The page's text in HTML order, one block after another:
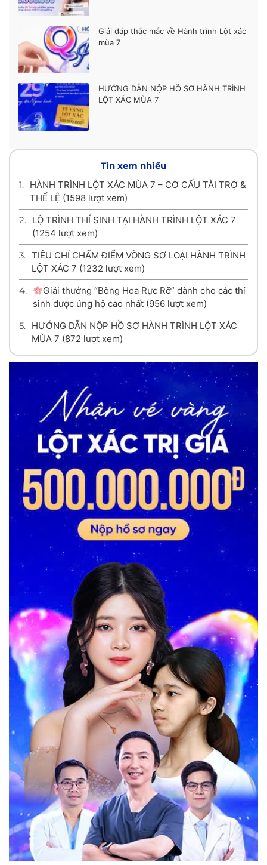
Giải đáp thắc mắc về Hành trình Lột xác
mùa 7
HƯỚNG DẪN NỘP HỒ SƠ HÀNH TRÌNH
LỘT XÁC MÙA 7
Tin xem nhiều
1. HÀNH TRÌNH LỘT XÁC MÙA 7 – CƠ CẤU TÀI TRỢ &
THỂ LỆ (1598 lượt xem)
2.
LỘ TRÌNH THÍ SINH TẠI HÀNH TRÌNH LỘT XÁC 7
(1254 lượt xem)
3. TIÊU CHÍ CHẤM ĐIỂM VÒNG SƠ LOẠI HÀNH TRÌNH
LỘT XÁC 7 (1232 lượt xem)
4.
Giải thưởng “Bông Hoa Rực Rỡ” dành cho các thí
sinh được ủng hộ cao nhất (956 lượt xem)
5. HƯỚNG DẪN NỘP HỒ SƠ HÀNH TRÌNH LỘT XÁC
MÙA 7 (872 lượt xem)